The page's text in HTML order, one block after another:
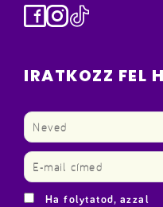
Facebook
Instagram
TikTok
IRATKOZZ FEL
Ha folytatod, azzal